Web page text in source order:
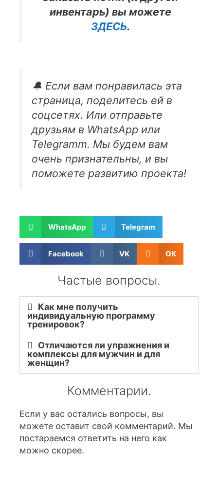
инвентарь) вы можете
ЗДЕСЬ.
🔔 Если вам понравилась эта
страница, поделитесь ей в
соцсетях. Или отправьте
друзьям в WhatsApp или
Telegramm. Мы будем вам
очень признательны, и вы
поможете развитию проекта!
WhatsApp Telegram
Facebook VK OK
Частые вопросы.
Как мне получить
индивидуальную программу
тренировок?
Отличаются ли упражнения и
комплексы для мужчин и для
женщин?
Комментарии.
Если у вас остались вопросы, вы
можете оставит свой комментарий. Мы
постараемся ответить на него как
можно скорее.